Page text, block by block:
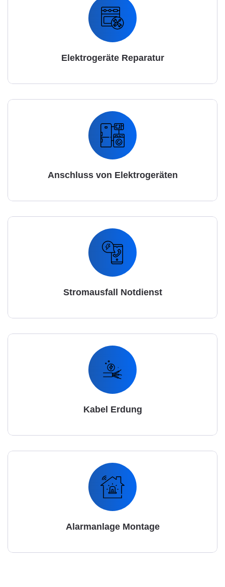
Elektrogeräte Reparatur
Anschluss von Elektrogeräten
Stromausfall Notdienst
Kabel Erdung
Alarmanlage Montage